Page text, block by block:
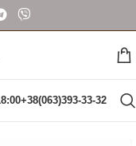
+38(063)393-33-32